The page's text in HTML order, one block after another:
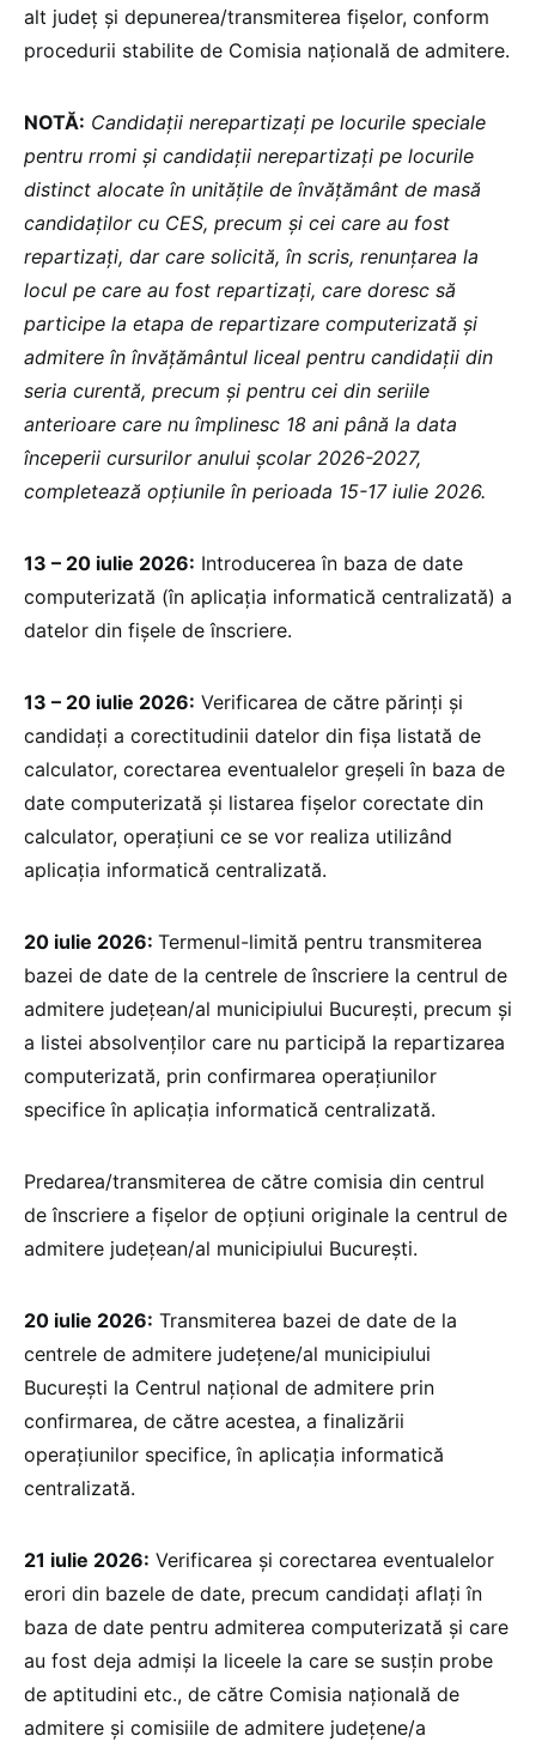
alt județ și depunerea/transmiterea fișelor, conform
procedurii stabilite de Comisia națională de admitere.
NOTĂ: Candidații nerepartizați pe locurile speciale
pentru rromi și candidații nerepartizați pe locurile
distinct alocate în unitățile de învățământ de masă
candidaților cu CES, precum și cei care au fost
repartizați, dar care solicită, în scris, renunțarea la
locul pe care au fost repartizați, care doresc să
participe la etapa de repartizare computerizată și
admitere în învățământul liceal pentru candidații din
seria curentă, precum și pentru cei din seriile
anterioare care nu împlinesc 18 ani până la data
începerii cursurilor anului școlar 2026-2027,
completează opțiunile în perioada 15-17 iulie 2026.
13 – 20 iulie 2026: Introducerea în baza de date
computerizată (în aplicația informatică centralizată) a
datelor din fișele de înscriere.
13 – 20 iulie 2026: Verificarea de către părinți și
candidați a corectitudinii datelor din fișa listată de
calculator, corectarea eventualelor greșeli în baza de
date computerizată și listarea fișelor corectate din
calculator, operațiuni ce se vor realiza utilizând
aplicația informatică centralizată.
20 iulie 2026: Termenul-limită pentru transmiterea
bazei de date de la centrele de înscriere la centrul de
admitere județean/al municipiului București, precum și
a listei absolvenților care nu participă la repartizarea
computerizată, prin confirmarea operațiunilor
specifice în aplicația informatică centralizată.
Predarea/transmiterea de către comisia din centrul
de înscriere a fișelor de opțiuni originale la centrul de
admitere județean/al municipiului București.
20 iulie 2026: Transmiterea bazei de date de la
centrele de admitere județene/al municipiului
București la Centrul național de admitere prin
confirmarea, de către acestea, a finalizării
operațiunilor specifice, în aplicația informatică
centralizată.
21 iulie 2026: Verificarea și corectarea eventualelor
erori din bazele de date, precum candidați aflați în
baza de date pentru admiterea computerizată și care
au fost deja admiși la liceele la care se susțin probe
de aptitudini etc., de către Comisia națională de
admitere și comisiile de admitere județene/a